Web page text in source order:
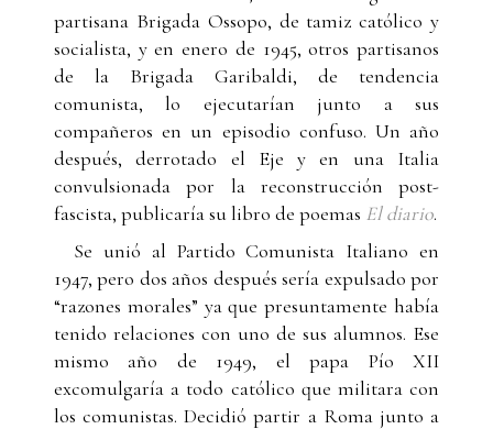
partisana Brigada Ossopo, de tamiz católico y
socialista, y en enero de 1945, otros partisanos
de la Brigada Garibaldi, de tendencia
comunista, lo ejecutarían junto a sus
compañeros en un episodio confuso. Un año
después, derrotado el Eje y en una Italia
convulsionada por la reconstrucción post-
fascista, publicaría su libro de poemas El diario.
Se unió al Partido Comunista Italiano en
1947, pero dos años después sería expulsado por
“razones morales” ya que presuntamente había
tenido relaciones con uno de sus alumnos. Ese
mismo año de 1949, el papa Pío XII
excomulgaría a todo católico que militara con
los comunistas. Decidió partir a Roma junto a